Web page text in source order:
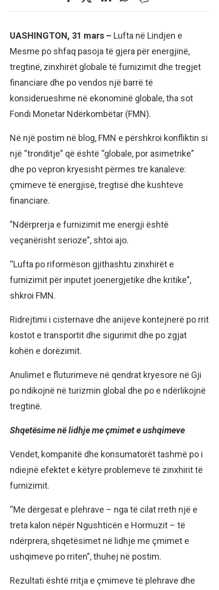
UASHINGTON, 31 mars – Lufta në Lindjen e
Mesme po shfaq pasoja të gjera për energjinë,
tregtinë, zinxhirët globalë të furnizimit dhe tregjet
financiare dhe po vendos një barrë të
konsiderueshme në ekonominë globale, tha sot
Fondi Monetar Ndërkombëtar (FMN).
Në një postim në blog, FMN e përshkroi konfliktin si
një “tronditje” që është “globale, por asimetrike”
dhe po vepron kryesisht përmes tre kanaleve:
çmimeve të energjisë, tregtisë dhe kushteve
financiare.
”Ndërprerja e furnizimit me energji është
veçanërisht serioze”, shtoi ajo.
“Lufta po riformëson gjithashtu zinxhirët e
furnizimit për inputet joenergjetike dhe kritike”,
shkroi FMN.
Ridrejtimi i cisternave dhe anijeve kontejnerë po rrit
kostot e transportit dhe sigurimit dhe po zgjat
kohën e dorëzimit.
Anulimet e fluturimeve në qendrat kryesore në Gji
po ndikojnë në turizmin global dhe po e ndërlikojnë
tregtinë.
Shqetësime në lidhje me çmimet e ushqimeve
Vendet, kompanitë dhe konsumatorët tashmë po i
ndiejnë efektet e këtyre problemeve të zinxhirit të
furnizimit.
“Me dërgesat e plehrave – nga të cilat rreth një e
treta kalon nëpër Ngushticën e Hormuzit – të
ndërprera, shqetësimet në lidhje me çmimet e
ushqimeve po rriten”, thuhej në postim.
Rezultati është rritja e çmimeve të plehrave dhe